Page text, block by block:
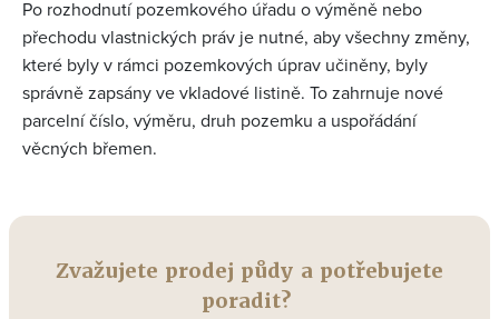
Po rozhodnutí pozemkového úřadu o výměně nebo
přechodu vlastnických práv je nutné, aby všechny změny,
které byly v rámci pozemkových úprav učiněny, byly
správně zapsány ve vkladové listině. To zahrnuje nové
parcelní číslo, výměru, druh pozemku a uspořádání
věcných břemen.
Zvažujete prodej půdy a potřebujete
poradit?